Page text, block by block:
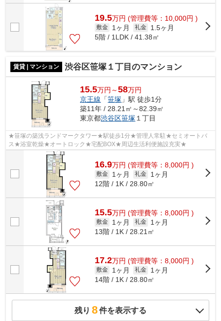
19.5万円 (管理費等：10,000円 )
敷金 1ヶ月 礼金
1.5ヶ月
5階 / 1LDK / 41.38㎡
賃貸 | マンション 渋谷区笹塚１丁目のマンション
15.5万円～58万円
京王線 「笹塚 」駅 徒歩1分
築11年 / 28.21㎡～82.39㎡
東京都渋谷区笹塚 １丁目
★笹塚の築浅ランドマークタワー★駅徒歩1分★管理人常駐★セミオートバ
ス★浴室乾燥★オートロック★宅配BOX★周辺生活利便施設充実★
16.9万円 (管理費等：8,000円 )
敷金 1ヶ月 礼金
1ヶ月
12階 / 1K / 28.80㎡
15.5万円 (管理費等：8,000円 )
敷金 1ヶ月 礼金
1ヶ月
13階 / 1K / 28.21㎡
17.2万円 (管理費等：8,000円 )
敷金 1ヶ月 礼金
1ヶ月
14階 / 1K / 28.80㎡
残り 8件を表示する